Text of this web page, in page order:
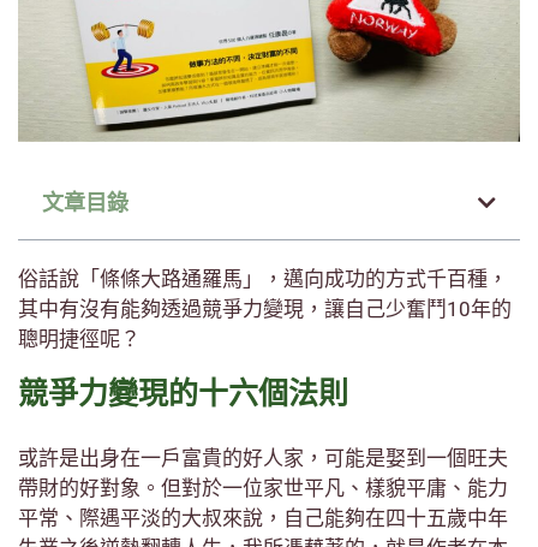
文章目錄
俗話說「條條大路通羅馬」，邁向成功的方式千百種，
其中有沒有能夠透過競爭力變現，讓自己少奮鬥10年的
聰明捷徑呢？
競爭力變現的十六個法則
或許是出身在一戶富貴的好人家，可能是娶到一個旺夫
帶財的好對象。但對於一位家世平凡、樣貌平庸、能力
平常、際遇平淡的大叔來說，自己能夠在四十五歲中年